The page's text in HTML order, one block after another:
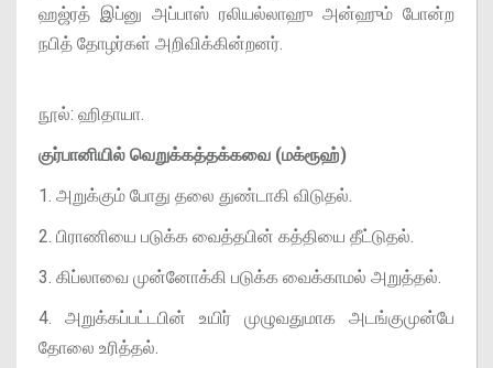
ஹஜ்ரத் இப்னு அப்பாஸ் ரலியல்லாஹு அன்ஹும் போன்ற
நபித் தோழர்கள் அறிவிக்கின்றனர்.
நூல்: ஹிதாயா.
குர்பானியில் வெறுக்கத்தக்கவை (மக்ரூஹ்)
1. அறுக்கும் போது தலை துண்டாகி விடுதல்.
2. பிராணியை படுக்க வைத்தபின் கத்தியை தீட்டுதல்.
3. கிப்லாவை முன்னோக்கி படுக்க வைக்காமல் அறுத்தல்.
4. அறுக்கப்பட்டபின் உயிர் முழுவதுமாக அடங்குமுன்பே
தோலை உரித்தல்.